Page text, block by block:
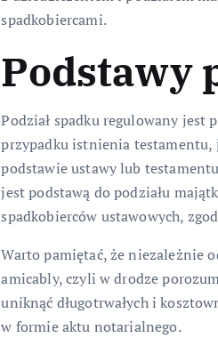
spadkobiercami.
Podstawy
Podział spadku regulowany jest
przypadku istnienia testamentu,
podstawie ustawy lub
jest podstawą do podziału
spadkobierców ustawowych,
Warto pamiętać, że niezależnie
amicably, czyli w drodze
uniknąć długotrwałych i
w formie aktu notarialnego.